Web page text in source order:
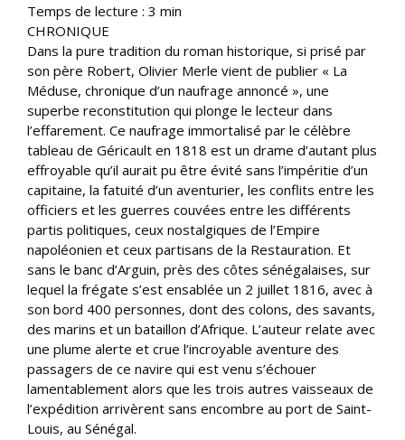
Temps de lecture : 3 min
CHRONIQUE
Dans la pure tradition du roman historique, si prisé par
son père Robert, Olivier Merle vient de publier « La
Méduse, chronique d’un naufrage annoncé », une
superbe reconstitution qui plonge le lecteur dans
l’effarement. Ce naufrage immortalisé par le célèbre
tableau de Géricault en 1818 est un drame d’autant plus
effroyable qu’il aurait pu être évité sans l’impéritie d’un
capitaine, la fatuité d’un aventurier, les conflits entre les
officiers et les guerres couvées entre les différents
partis politiques, ceux nostalgiques de l’Empire
napoléonien et ceux partisans de la Restauration. Et
sans le banc d’Arguin, près des côtes sénégalaises, sur
lequel la frégate s’est ensablée un 2 juillet 1816, avec à
son bord 400 personnes, dont des colons, des savants,
des marins et un bataillon d’Afrique. L’auteur relate avec
une plume alerte et crue l’incroyable aventure des
passagers de ce navire qui est venu s’échouer
lamentablement alors que les trois autres vaisseaux de
l’expédition arrivèrent sans encombre au port de Saint-
Louis, au Sénégal.